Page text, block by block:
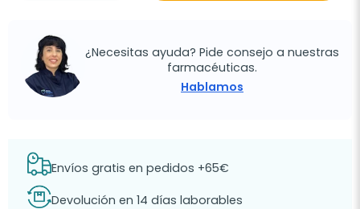
¿Necesitas ayuda? Pide consejo a nuestras
farmacéuticas.
Hablamos
Envíos gratis en pedidos +65€
Devolución en 14 días laborables